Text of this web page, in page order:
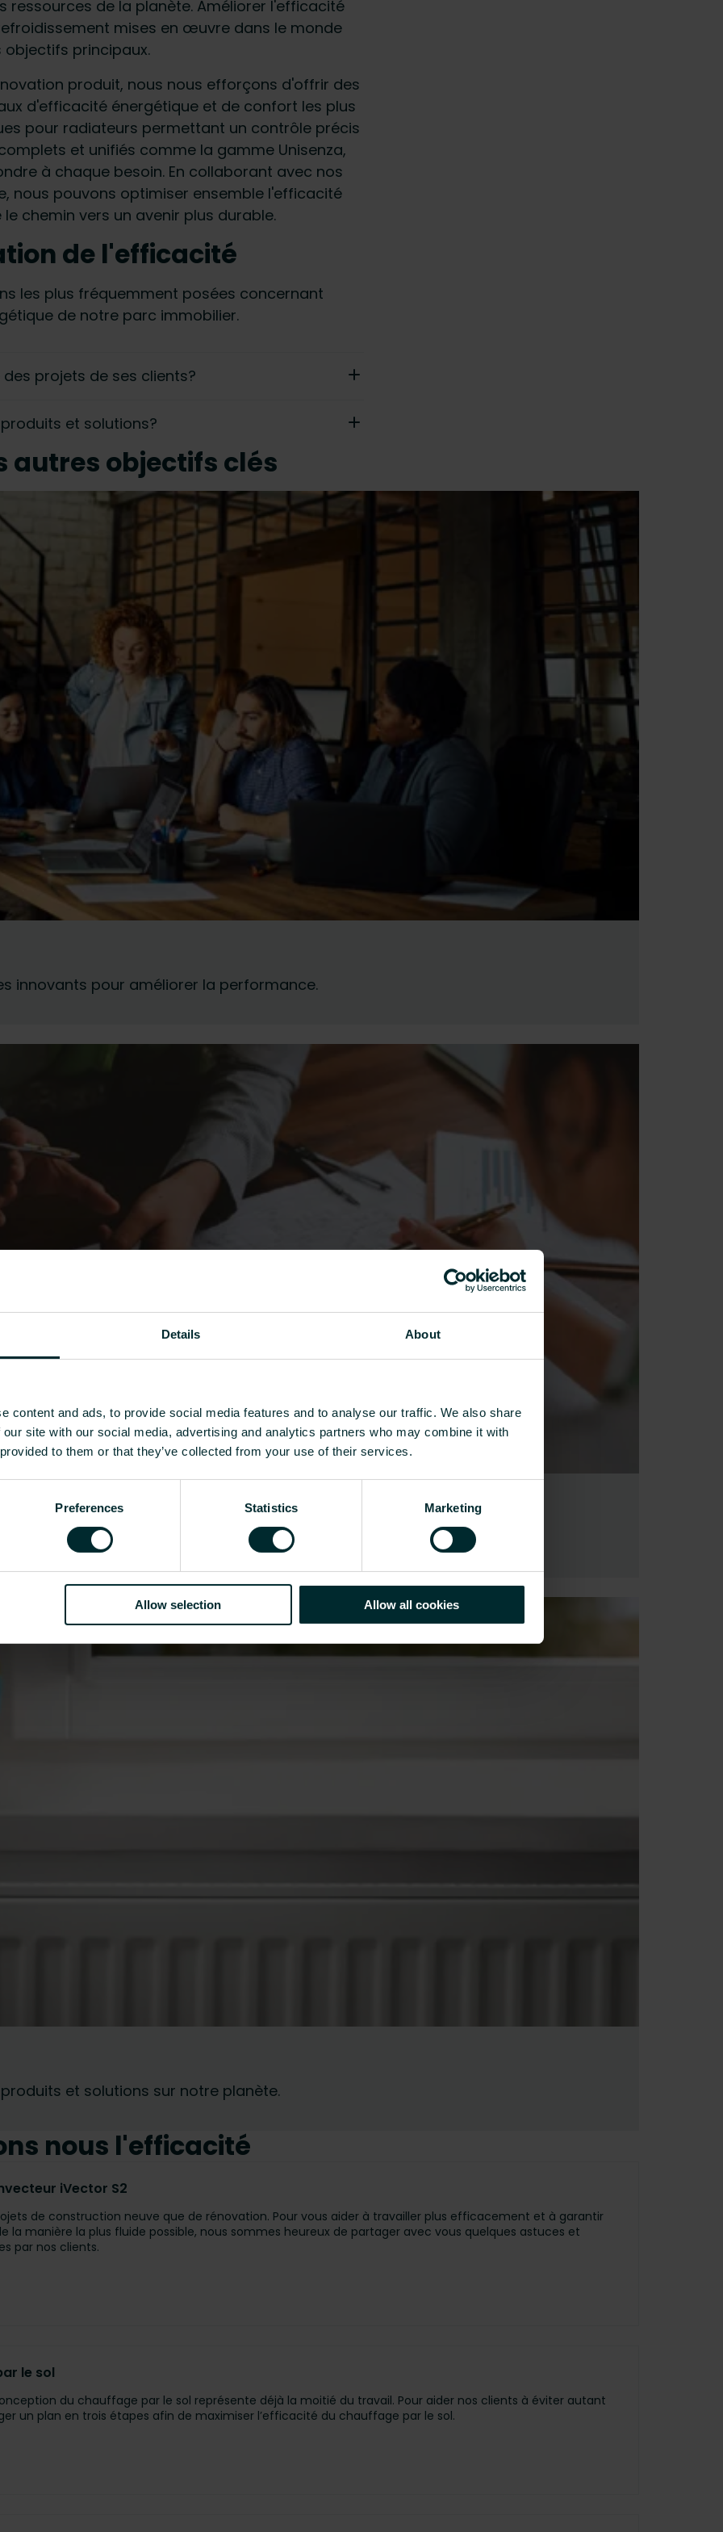
Details About
content and ads, to provide social media features and to analyse our traffic. We also share
site with our social media, advertising and analytics partners who may combine it with
to them or that they’ve collected from your use of their services.
Preferences Statistics Marketing
Allow selection Allow all cookies
ressources de la planète. Améliorer l'efficacité
mises en œuvre dans le monde
objectifs principaux.
produit, nous nous efforçons d'offrir des
d'efficacité énergétique et de confort les plus
pour radiateurs permettant un contrôle précis
et unifiés comme la gamme Unisenza,
à chaque besoin. En collaborant avec nos
nous pouvons optimiser ensemble l'efficacité
chemin vers un avenir plus durable.
de l'efficacité
les plus fréquemment posées concernant
de notre parc immobilier.
projets de ses clients?
et solutions?
autres objectifs clés
innovants pour améliorer la performance.
d'outils et de services.
et solutions sur notre planète.
nous l'efficacité
iVector S2
de construction neuve que de rénovation. Pour vous aider à travailler plus efficacement et à garantir
la manière la plus fluide possible, nous sommes heureux de partager avec vous quelques astuces et
par nos clients.
le sol
du chauffage par le sol représente déjà la moitié du travail. Pour aider nos clients à éviter autant
un plan en trois étapes afin de maximiser l’efficacité du chauffage par le sol.